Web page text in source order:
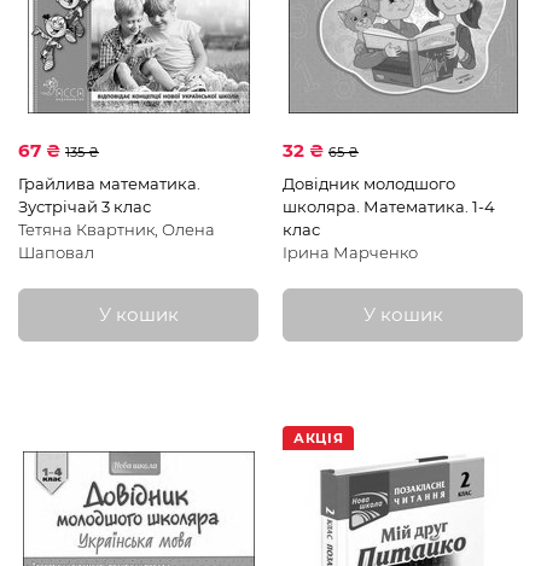
67 ₴ 135 ₴
Грайлива математика.
Зустрічай 3 клас
Тетяна Квартник, Олена
Шаповал
У кошик
32 ₴ 65 ₴
Довідник молодшого
школяра. Математика. 1-4
клас
Ірина Марченко
У кошик
АКЦІЯ